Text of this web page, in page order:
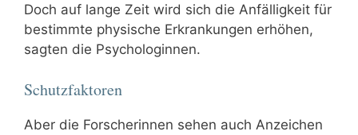
Doch auf lange Zeit wird sich die Anfälligkeit für
bestimmte physische Erkrankungen erhöhen,
sagten die Psychologinnen.
Schutzfaktoren
Aber die Forscherinnen sehen auch Anzeichen